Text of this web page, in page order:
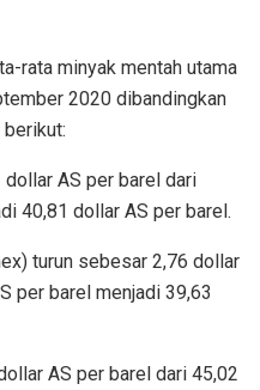
rata minyak mentah utama
2020 dibandingkan
AS per barel dari
40,81 dollar AS per barel.
turun sebesar 2,76 dollar
per barel menjadi 39,63
AS per barel dari 45,02